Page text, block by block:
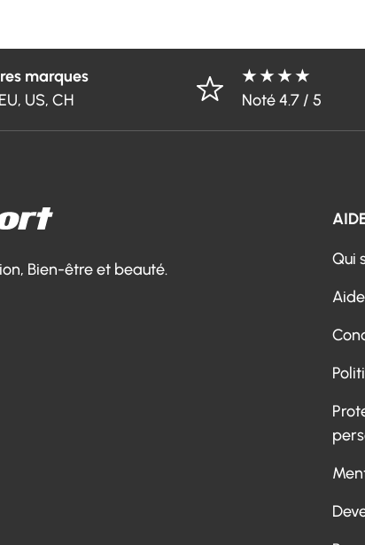
marques
US, CH
★ ★ ★ ★
Noté 4.7 / 5
Bien-être et beauté.
Qui